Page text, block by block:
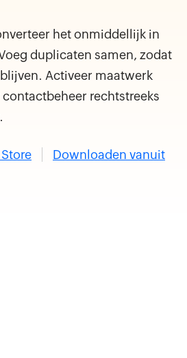
het onmiddellijk in
duplicaten samen, zodat
Activeer maatwerk
rechtstreeks
Downloaden vanuit